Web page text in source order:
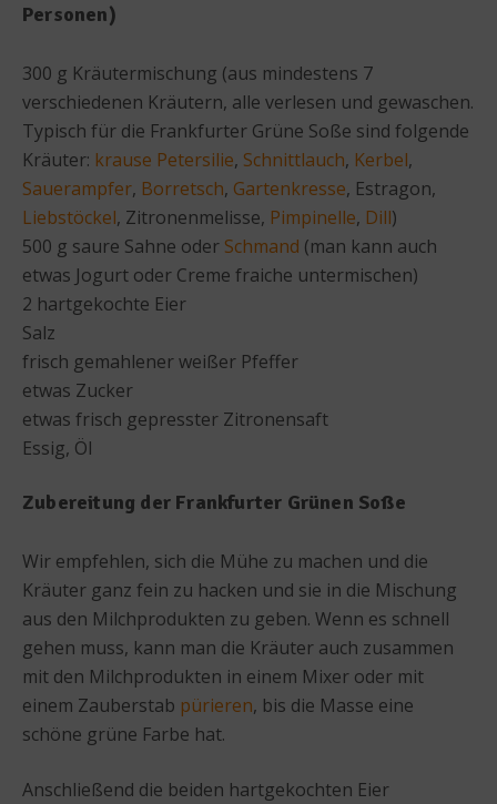
Personen)
300 g Kräutermischung (aus mindestens 7
verschiedenen Kräutern, alle verlesen und gewaschen.
Typisch für die Frankfurter Grüne Soße sind folgende
Kräuter: krause Petersilie, Schnittlauch, Kerbel,
Sauerampfer, Borretsch, Gartenkresse, Estragon,
Liebstöckel, Zitronenmelisse, Pimpinelle, Dill)
500 g saure Sahne oder Schmand (man kann auch
etwas Jogurt oder Creme fraiche untermischen)
2 hartgekochte Eier
Salz
frisch gemahlener weißer Pfeffer
etwas Zucker
etwas frisch gepresster Zitronensaft
Essig, Öl
Zubereitung der Frankfurter Grünen Soße
Wir empfehlen, sich die Mühe zu machen und die
Kräuter ganz fein zu hacken und sie in die Mischung
aus den Milchprodukten zu geben. Wenn es schnell
gehen muss, kann man die Kräuter auch zusammen
mit den Milchprodukten in einem Mixer oder mit
einem Zauberstab pürieren, bis die Masse eine
schöne grüne Farbe hat.
Anschließend die beiden hartgekochten Eier